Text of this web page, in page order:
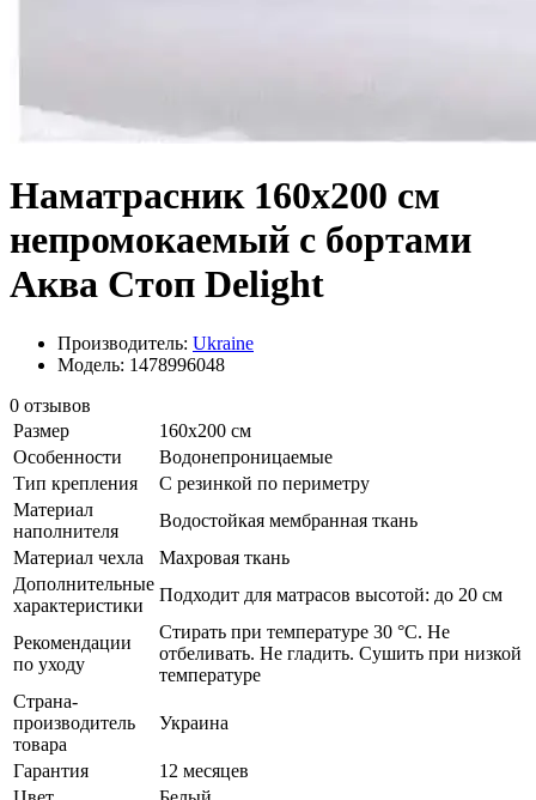
Наматрасник 160х200 см
непромокаемый с бортами
Аква Стоп Delight
Производитель: Ukraine
Модель: 1478996048
0 отзывов
Размер
160х200 см
Особенности
Водонепроницаемые
Тип крепления
С резинкой по периметру
Материал
наполнителя
Водостойкая мембранная ткань
Материал чехла
Махровая ткань
Дополнительные
характеристики
Подходит для матрасов высотой: до 20 см
Рекомендации
по уходу
Стирать при температуре 30 °C. Не
отбеливать. Не гладить. Сушить при низкой
температуре
Страна-
производитель
товара
Украина
Гарантия
12 месяцев